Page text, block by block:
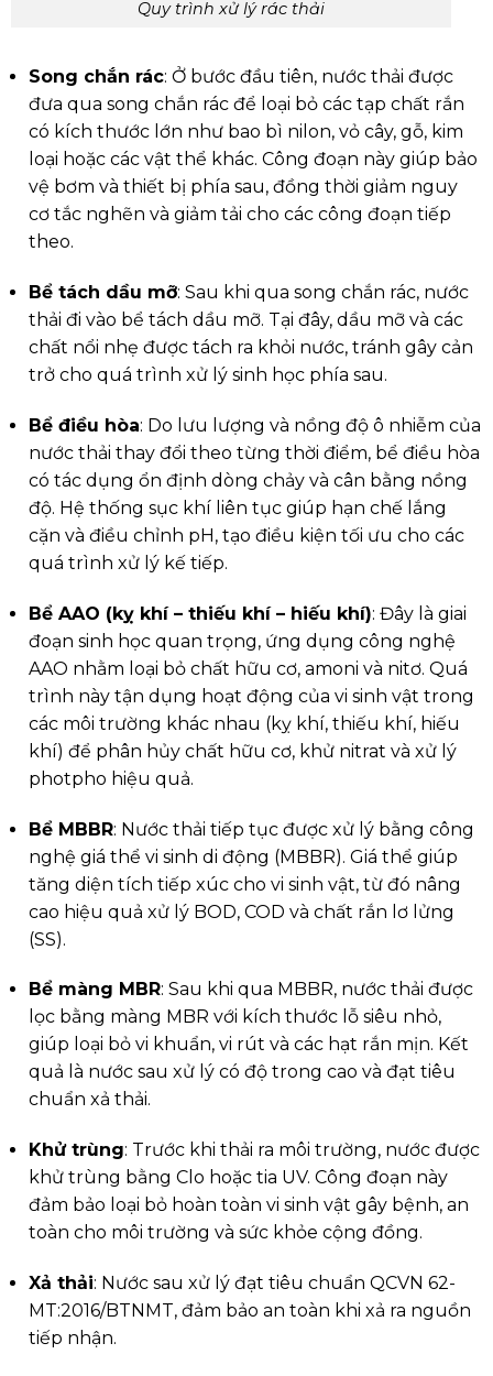
Quy trình xử lý rác thải
Song chắn rác: Ở bước đầu tiên, nước thải được
đưa qua song chắn rác để loại bỏ các tạp chất rắn
có kích thước lớn như bao bì nilon, vỏ cây, gỗ, kim
loại hoặc các vật thể khác. Công đoạn này giúp bảo
vệ bơm và thiết bị phía sau, đồng thời giảm nguy
cơ tắc nghẽn và giảm tải cho các công đoạn tiếp
theo.
Bể tách dầu mỡ: Sau khi qua song chắn rác, nước
thải đi vào bể tách dầu mỡ. Tại đây, dầu mỡ và các
chất nổi nhẹ được tách ra khỏi nước, tránh gây cản
trở cho quá trình xử lý sinh học phía sau.
Bể điều hòa: Do lưu lượng và nồng độ ô nhiễm của
nước thải thay đổi theo từng thời điểm, bể điều hòa
có tác dụng ổn định dòng chảy và cân bằng nồng
độ. Hệ thống sục khí liên tục giúp hạn chế lắng
cặn và điều chỉnh pH, tạo điều kiện tối ưu cho các
quá trình xử lý kế tiếp.
Bể AAO (kỵ khí – thiếu khí – hiếu khí): Đây là giai
đoạn sinh học quan trọng, ứng dụng công nghệ
AAO nhằm loại bỏ chất hữu cơ, amoni và nitơ. Quá
trình này tận dụng hoạt động của vi sinh vật trong
các môi trường khác nhau (kỵ khí, thiếu khí, hiếu
khí) để phân hủy chất hữu cơ, khử nitrat và xử lý
photpho hiệu quả.
Bể MBBR: Nước thải tiếp tục được xử lý bằng công
nghệ giá thể vi sinh di động (MBBR). Giá thể giúp
tăng diện tích tiếp xúc cho vi sinh vật, từ đó nâng
cao hiệu quả xử lý BOD, COD và chất rắn lơ lửng
(SS).
Bể màng MBR: Sau khi qua MBBR, nước thải được
lọc bằng màng MBR với kích thước lỗ siêu nhỏ,
giúp loại bỏ vi khuẩn, vi rút và các hạt rắn mịn. Kết
quả là nước sau xử lý có độ trong cao và đạt tiêu
chuẩn xả thải.
Khử trùng: Trước khi thải ra môi trường, nước được
khử trùng bằng Clo hoặc tia UV. Công đoạn này
đảm bảo loại bỏ hoàn toàn vi sinh vật gây bệnh, an
toàn cho môi trường và sức khỏe cộng đồng.
Xả thải: Nước sau xử lý đạt tiêu chuẩn QCVN 62-
MT:2016/BTNMT, đảm bảo an toàn khi xả ra nguồn
tiếp nhận.